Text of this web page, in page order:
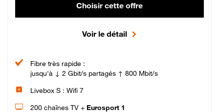
Choisir cette offre
Voir le détail
Fibre très rapide :
jusqu'à ↓ 2 Gbit/s partagés ↑ 800 Mbit/s
Livebox S : Wifi 7
200 chaînes TV + Eurosport 1